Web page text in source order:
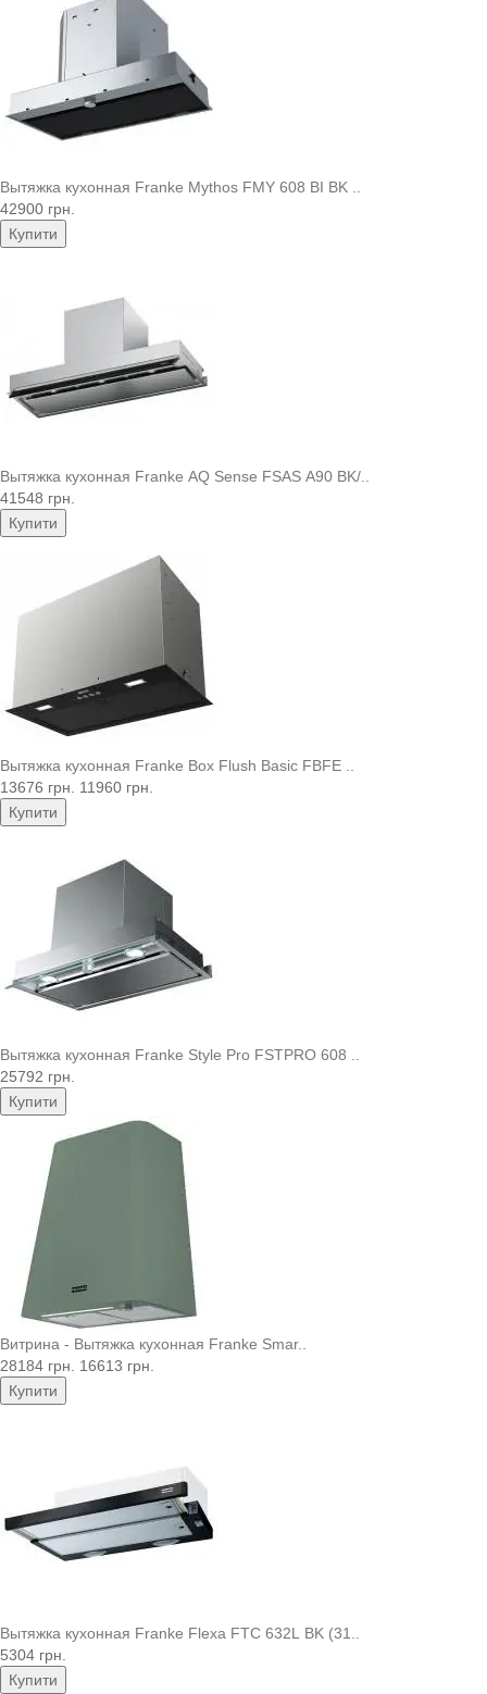
Вытяжка кухонная Franke Mythos FMY 608 BI BK ..
42900 грн.
Купити
Вытяжка кухонная Franke AQ Sense FSAS A90 BK/..
41548 грн.
Купити
Вытяжка кухонная Franke Box Flush Basic FBFE ..
13676 грн.
11960 грн.
Купити
Вытяжка кухонная Franke Style Pro FSTPRO 608 ..
25792 грн.
Купити
Витрина - Вытяжка кухонная Franke Smar..
28184 грн.
16613 грн.
Купити
Вытяжка кухонная Franke Flexa FTC 632L BK (31..
5304 грн.
Купити